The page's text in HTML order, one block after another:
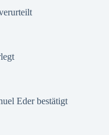
Eder bestätigt